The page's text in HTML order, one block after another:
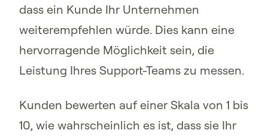
dass ein Kunde Ihr Unternehmen
weiterempfehlen würde. Dies kann eine
hervorragende Möglichkeit sein, die
Leistung Ihres Support-Teams zu messen.
Kunden bewerten auf einer Skala von 1 bis
10, wie wahrscheinlich es ist, dass sie Ihr